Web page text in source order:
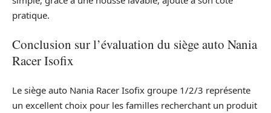
pratique.
Conclusion sur l’évaluation du siège auto Nania
Racer Isofix
Le siège auto Nania Racer Isofix groupe 1/2/3 représente
un excellent choix pour les familles recherchant un produit